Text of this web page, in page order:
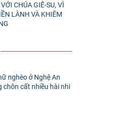
CHÚA GIÊ-SU, VÌ
LÀNH VÀ KHIÊM
nghèo ở Nghệ An
chôn cất nhiều hài nhi